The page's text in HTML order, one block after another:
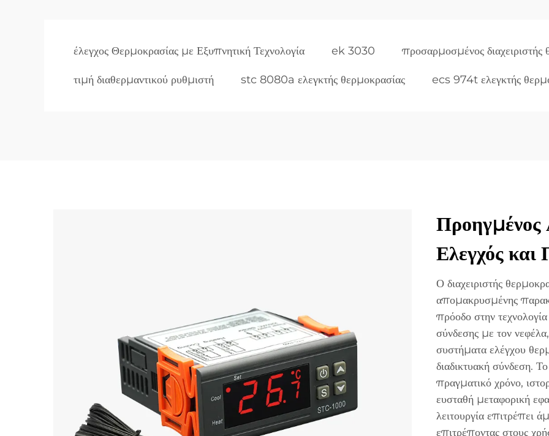
έλεγχος Θερμοκρασίας με Εξυπνητική Τεχνολογία ek 3030 προσαρμοσμένος διαχειριστής
τιμή διαθερμαντικού ρυθμιστή stc 8080a ελεγκτής θερμοκρασίας ecs 974t ελεγκτής
Προηγμένος
Ελεγχός
Ο διαχειριστής
απομακρυσμένης
πρόοδο στην
σύνδεσης με τον
συστήματα ελέγχου
διαδικτυακή σύνδεση.
πραγματικό χρόνο,
ευσταθή μεταφορική
λειτουργία επιτρέπει
επιτρέποντας στους